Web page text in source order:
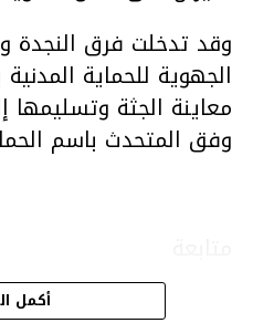
وقد تدخلت فرق النجدة و
الجهوية للحماية
معاينة الجثة وتسليمها
وفق المتحدث باسم
أكمل